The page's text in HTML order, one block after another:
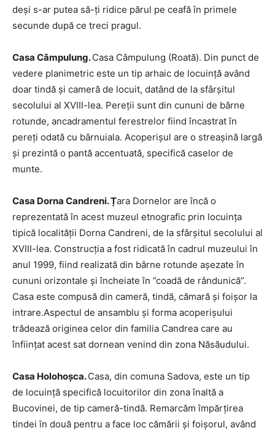
deși s-ar putea să-ți ridice părul pe ceafă în primele
secunde după ce treci pragul.
Casa Câmpulung.Casa Câmpulung (Roată). Din punct de
vedere planimetric este un tip arhaic de locuinţă având
doar tindă şi cameră de locuit, datând de la sfârşitul
secolului al XVIII-lea. Pereţii sunt din cununi de bârne
rotunde, ancadramentul ferestrelor fiind încastrat în
pereţi odată cu bârnuiala. Acoperişul are o streaşină largă
şi prezintă o pantă accentuată, specifică caselor de
munte.
Casa Dorna Candreni. Țara Dornelor are încă o
reprezentată în acest muzeul etnografic prin locuința
tipică localității Dorna Candreni, de la sfârșitul secolului al
XVIII-lea. Construcția a fost ridicată în cadrul muzeului în
anul 1999, fiind realizată din bârne rotunde așezate în
cununi orizontale și încheiate în ”coadă de rândunică”.
Casa este compusă din cameră, tindă, cămară și foișor la
intrare.Aspectul de ansamblu şi forma acoperişului
trădează originea celor din familia Candrea care au
înfiinţat acest sat dornean venind din zona Năsăudului.
Casa Holohoşca.Casa, din comuna Sadova, este un tip
de locuinţă specifică locuitorilor din zona înaltă a
Bucovinei, de tip cameră-tindă. Remarcăm împărţirea
tindei în două pentru a face loc cămării şi foişorul, având